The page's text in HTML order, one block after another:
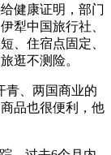
健康证明，部门
犁中国旅行社、
、住宿点固定、
逛不测险。
、两国商业的
品也很便利，他